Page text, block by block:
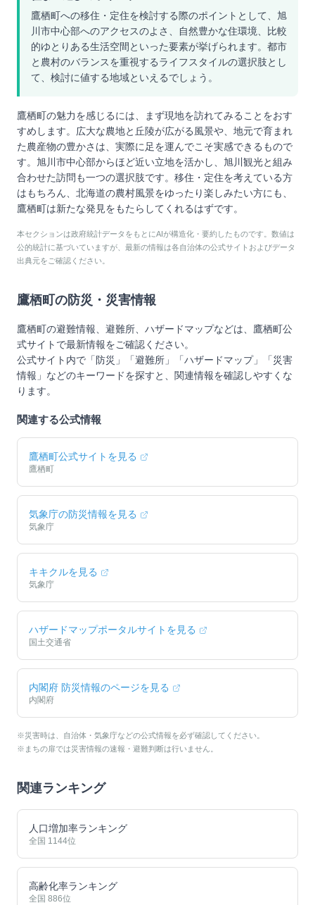
鷹栖町への移住・定住を検討する際のポイントとして、旭
川市中心部へのアクセスのよさ、自然豊かな住環境、比較
的ゆとりある生活空間といった要素が挙げられます。都市
と農村のバランスを重視するライフスタイルの選択肢とし
て、検討に値する地域といえるでしょう。
鷹栖町の魅力を感じるには、まず現地を訪れてみることをおす
すめします。広大な農地と丘陵が広がる風景や、地元で育まれ
た農産物の豊かさは、実際に足を運んでこそ実感できるもので
す。旭川市中心部からほど近い立地を活かし、旭川観光と組み
合わせた訪問も一つの選択肢です。移住・定住を考えている方
はもちろん、北海道の農村風景をゆったり楽しみたい方にも、
鷹栖町は新たな発見をもたらしてくれるはずです。
本セクションは政府統計データをもとにAIが構造化・要約したものです。数値は
公的統計に基づいていますが、最新の情報は各自治体の公式サイトおよびデータ
出典元をご確認ください。
鷹栖町 の防災・災害情報
鷹栖町の避難情報、避難所、ハザードマップなどは、 鷹栖町公
式サイトで最新情報をご確認ください。
公式サイト内で「防災」「避難所」「ハザードマップ」「災害
情報」などのキーワードを探すと、関連情報を確認しやすくな
ります。
関連する公式情報
鷹栖町公式サイトを見る
鷹栖町
気象庁の防災情報を見る
気象庁
キキクルを見る
気象庁
ハザードマップポータルサイトを見る
国土交通省
内閣府 防災情報のページを見る
内閣府
※災害時は、自治体・気象庁などの公式情報を必ず確認してください。
※まちの扉では災害情報の速報・避難判断は行いません。
関連ランキング
人口増加率ランキング
全国 1144位
高齢化率ランキング
全国 886位